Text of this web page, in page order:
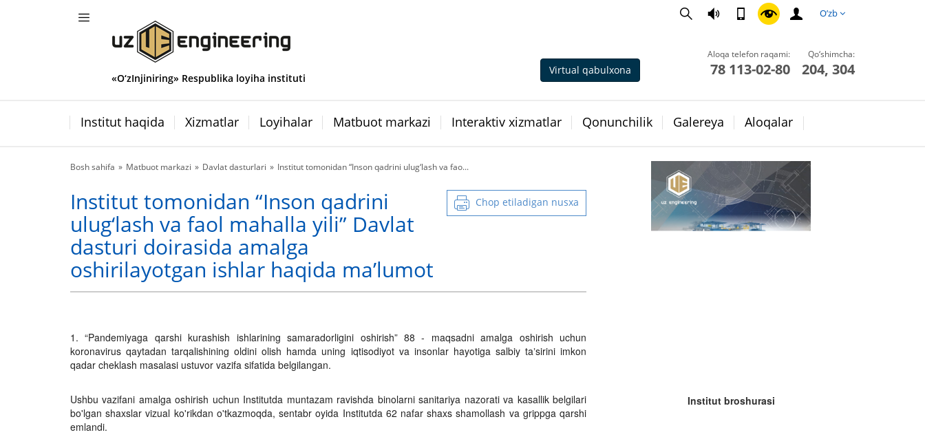
O’zb
«O‘zInjiniring» Respublika loyiha instituti
Virtual qabulxona
Aloqa telefon raqami:
78 113-02-80
Qo‘shimcha:
204, 304
Institut haqida Xizmatlar Loyihalar Matbuot markazi Interaktiv xizmatlar Qonunchilik Galereya Aloqalar
Bosh sahifa Matbuot markazi Davlat dasturlari Institut tomonidan “Inson qadrini ulug‘lash va fao...
Chop etiladigan nusxa
Institut tomonidan “Inson qadrini
ulug‘lash va faol mahalla yili” Davlat
dasturi doirasida amalga
oshirilayotgan ishlar haqida maʼlumot
1. “Pandemiyaga qarshi kurashish ishlarining samaradorligini oshirish” 88 - maqsadni amalga oshirish uchun
koronavirus qaytadan tarqalishining oldini olish hamda uning iqtisodiyot va insonlar hayotiga salbiy taʼsirini imkon
qadar cheklash masalasi ustuvor vazifa sifatida belgilangan.
Ushbu vazifani amalga oshirish uchun Institutda muntazam ravishda binolarni sanitariya nazorati va kasallik belgilari
bo'lgan shaxslar vizual ko'rikdan o'tkazmoqda, sentabr oyida Institutda 62 nafar shaxs shamollash va grippga qarshi
emlandi.
Institut broshurasi